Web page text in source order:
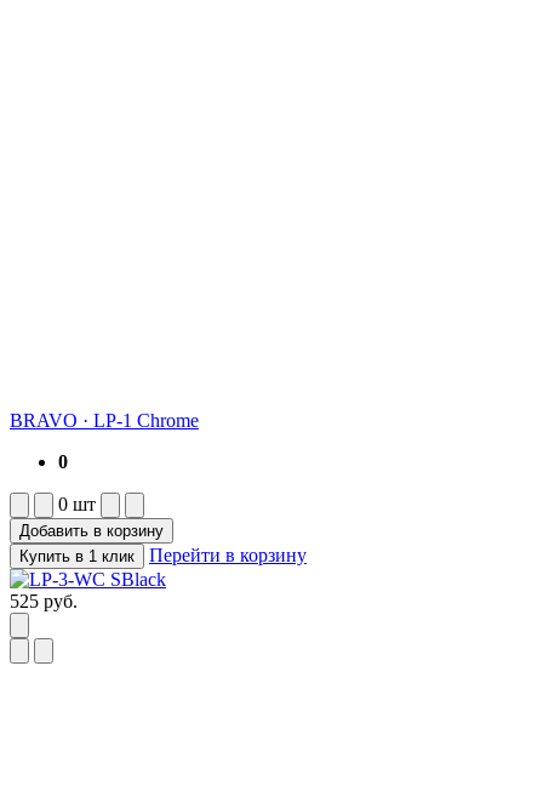
BRAVO · LP-1 Chrome
0
0 шт
Добавить в корзину
Купить в 1 клик
Перейти в корзину
525 руб.